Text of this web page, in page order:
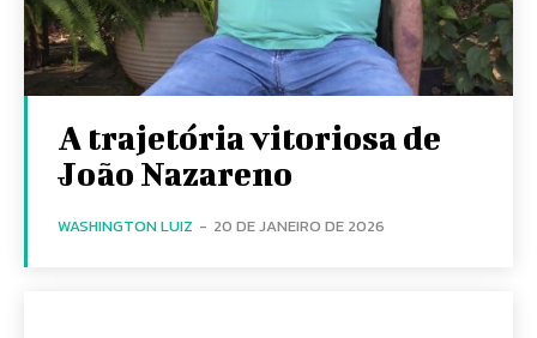
A trajetória vitoriosa de
João Nazareno
WASHINGTON LUIZ - 20 DE JANEIRO DE 2026